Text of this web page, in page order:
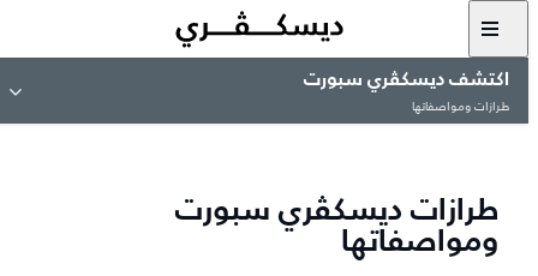
اكتشف ديسكڤري سبورت
طرازات ومواصفاتها
طرازات ديسكڤري سبورت
ومواصفاتها